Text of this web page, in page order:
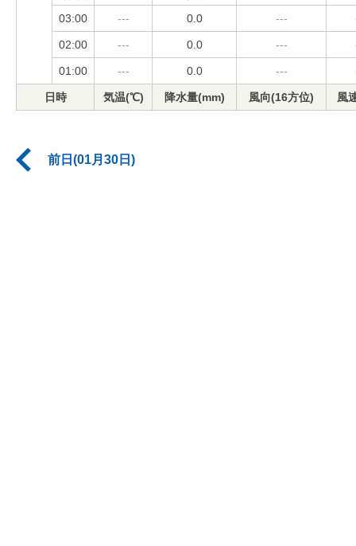
03:00 --- 0.0 ---
02:00 --- 0.0 ---
01:00 --- 0.0 ---
日時 気温(℃) 降水量(mm) 風向(16方位) 風
前日(01月30日)